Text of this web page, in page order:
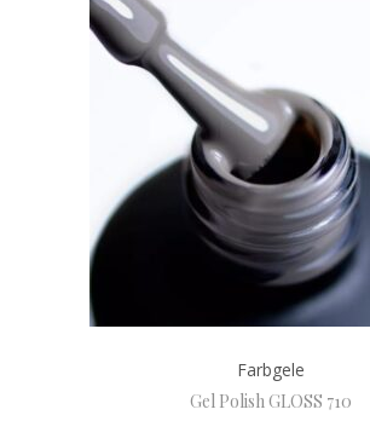
Farbgele
Gel Polish GLOSS 710